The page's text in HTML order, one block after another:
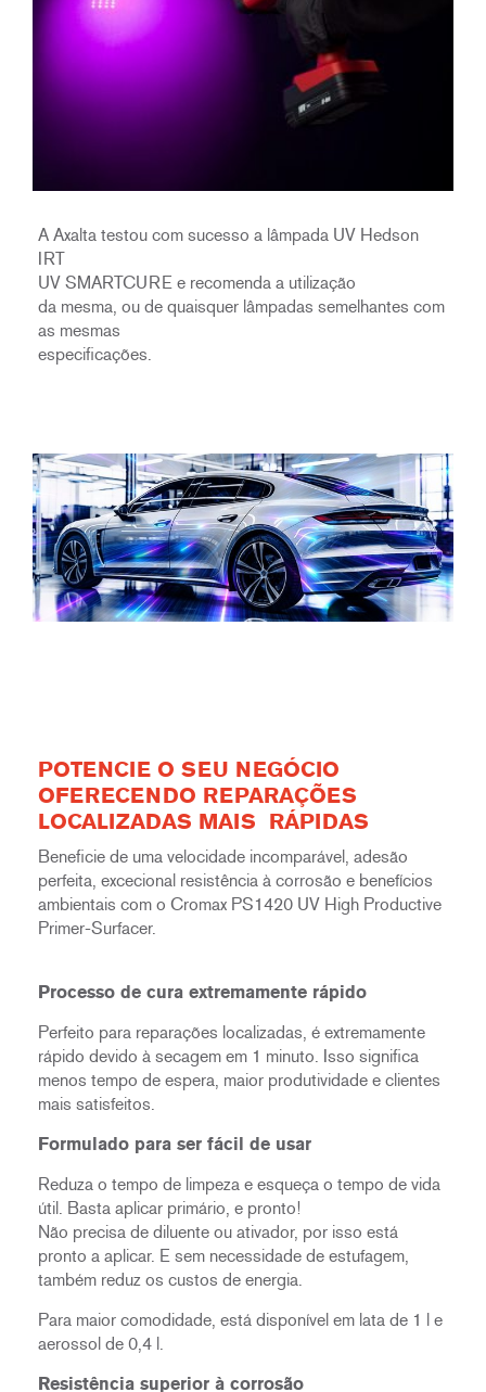
A Axalta testou com sucesso a lâmpada UV Hedson
IRT
UV SMARTCURE e recomenda a utilização
da mesma, ou de quaisquer lâmpadas semelhantes com
as mesmas
especificações.
POTENCIE O SEU NEGÓCIO
OFERECENDO REPARAÇÕES
LOCALIZADAS MAIS RÁPIDAS
Beneficie de uma velocidade incomparável, adesão
perfeita, excecional resistência à corrosão e benefícios
ambientais com o Cromax PS1420 UV High Productive
Primer-Surfacer.
Processo de cura extremamente rápido
Perfeito para reparações localizadas, é extremamente
rápido devido à secagem em 1 minuto. Isso significa
menos tempo de espera, maior produtividade e clientes
mais satisfeitos.
Formulado para ser fácil de usar
Reduza o tempo de limpeza e esqueça o tempo de vida
útil. Basta aplicar primário, e pronto!
Não precisa de diluente ou ativador, por isso está
pronto a aplicar. E sem necessidade de estufagem,
também reduz os custos de energia.
Para maior comodidade, está disponível em lata de 1 l e
aerossol de 0,4 l.
Resistência superior à corrosão